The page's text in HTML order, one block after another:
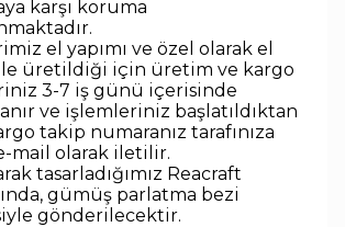
karşı koruma
el yapımı ve özel olarak el
üretildiği için üretim ve kargo
3-7 iş günü içerisinde
ve işlemleriniz başlatıldıktan
takip numaranız tarafınıza
mail olarak iletilir.
tasarladığımız Reacraft
gümüş parlatma bezi
gönderilecektir.